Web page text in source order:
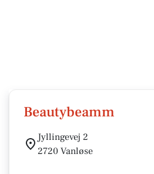
Beautybeamm
Jyllingevej 2
2720 Vanløse